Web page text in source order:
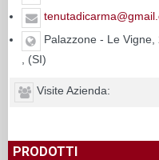
Palazzone - Le
, (SI)
Visite Azienda:
PRODOTTI